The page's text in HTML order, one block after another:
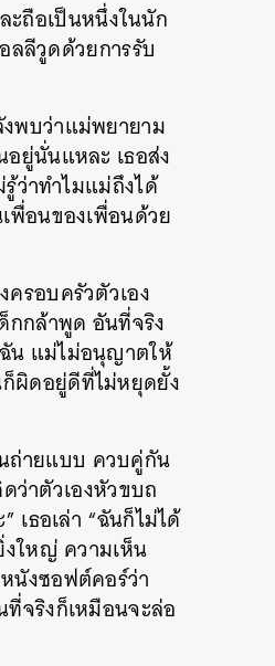
ถือเป็นหนึ่งในนัก
ลีวูดด้วยการรับ
งพบว่าแม่พยายาม
ยู่นั่นแหละ เธอส่ง
ว่าทำไมแม่ถึงได้
พื่อนของเพื่อนด้วย
ครอบครัวตัวเอง
กกล้าพูด อันที่จริง
น แม่ไม่อนุญาตให้
ผิดอยู่ดีที่ไม่หยุดยั้ง
ถ่ายแบบ ควบคู่กัน
ว่าตัวเองหัวขบถ
เธอเล่า “ฉันก็ไม่ได้
ใหญ่ ความเห็น
นังซอฟต์คอร์ว่า
จริงก็เหมือนจะล่อ